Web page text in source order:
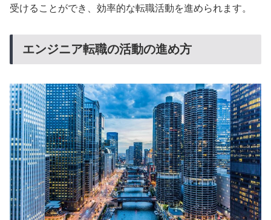
受けることができ、効率的な転職活動を進められます。
エンジニア転職の活動の進め方